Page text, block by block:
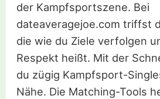
der Kampfsportszene. Bei
dateaveragejoe.com triffst
die wie du Ziele verfolgen
Respekt heißt. Mit der
du zügig Kampfsport-
Nähe. Die Matching-Tools